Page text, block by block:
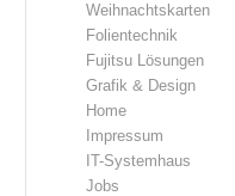
Weihnachtskarten
Folientechnik
Fujitsu Lösungen
Grafik & Design
Home
Impressum
IT-Systemhaus
Jobs